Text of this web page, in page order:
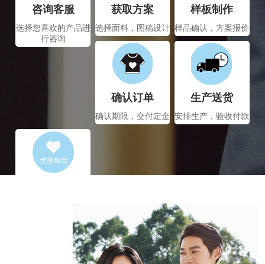
咨询客服
选择您喜欢的产品进
行咨询
获取方案
选择面料，图稿设计
样板制作
样品确认，方案报价
确认订单
确认期限，交付定金
生产送货
安排生产，验收付款